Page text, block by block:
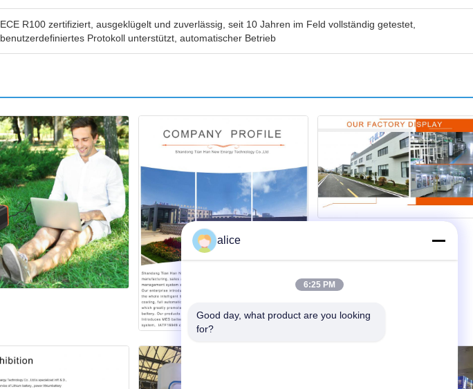
ECE R100 zertifiziert, ausgeklügelt und zuverlässig, seit 10 Jahren im Feld vollständig getestet,
benutzerdefiniertes Protokoll unterstützt, automatischer Betrieb
alice
6:25 PM
Good day, what product are you looking
for?